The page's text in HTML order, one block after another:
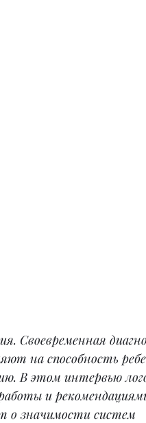
Своевременная
на способность
В этом интервью
и
о значимости систем